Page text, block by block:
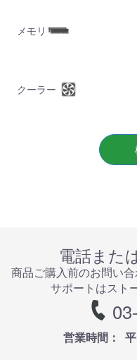
メモリ
クーラー
電話また
商品ご購⼊前のお問い
サポートはスト
営業時間：